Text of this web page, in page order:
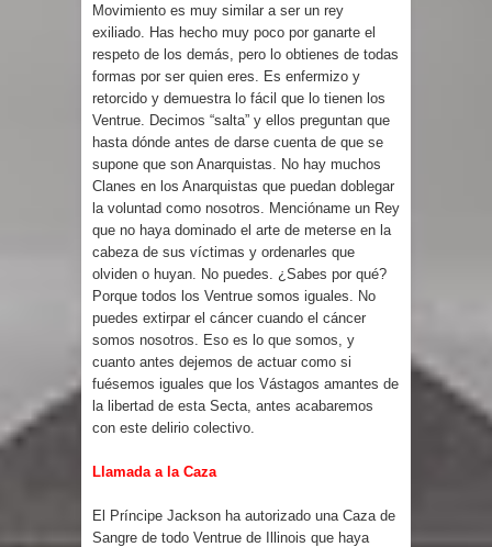
Movimiento es muy similar a ser un rey
exiliado. Has hecho muy poco por ganarte el
respeto de los demás, pero lo obtienes de todas
formas por ser quien eres. Es enfermizo y
retorcido y demuestra lo fácil que lo tienen los
Ventrue. Decimos “salta” y ellos preguntan que
hasta dónde antes de darse cuenta de que se
supone que son Anarquistas. No hay muchos
Clanes en los Anarquistas que puedan doblegar
la voluntad como nosotros. Mencióname un Rey
que no haya dominado el arte de meterse en la
cabeza de sus víctimas y ordenarles que
olviden o huyan. No puedes. ¿Sabes por qué?
Porque todos los Ventrue somos iguales. No
puedes extirpar el cáncer cuando el cáncer
somos nosotros. Eso es lo que somos, y
cuanto antes dejemos de actuar como si
fuésemos iguales que los Vástagos amantes de
la libertad de esta Secta, antes acabaremos
con este delirio colectivo.
Llamada a la Caza
El Príncipe Jackson ha autorizado una Caza de
Sangre de todo Ventrue de Illinois que haya